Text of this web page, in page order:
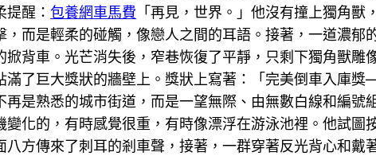
提醒：包養網車馬費 「再見，世界。」他沒有撞上獨角
而是輕柔的碰觸，像戀人之間的耳語。接著，一道濃郁
背車。光芒消失後，窄巷恢復了平靜，只剩下獨角獸
滿了巨大獎狀的牆壁上。獎狀上寫著：「完美倒車入庫
是熟悉的城市街道，而是一望無際、由無數白線和編
化的，有時感覺很重，有時像漂浮在游泳池裡。他試
方傳來了刺耳的剎車聲，接著，一群穿著反光背心和